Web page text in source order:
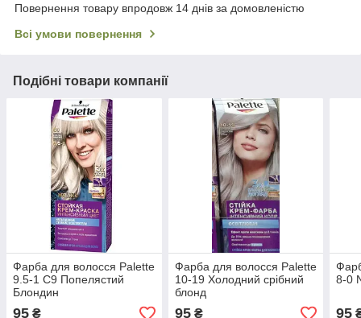
Повернення товару впродовж 14 днів за домовленістю
Всі умови повернення
Подібні товари компанії
Фарба для волосся Palette
9.5-1 C9 Попелястий
Блондин
95 ₴
Фарба для волосся Palette
10-19 Холодний срібний
блонд
95₴
8-0
95